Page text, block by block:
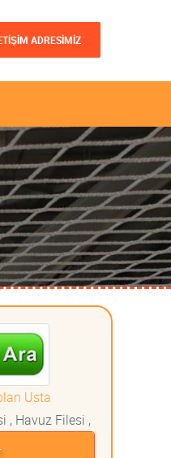
ADRESİMİZ
Usta
, Havuz Filesi ,